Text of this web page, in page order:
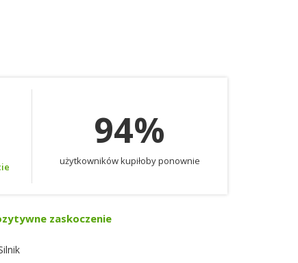
94%
użytkowników kupiłoby ponownie
zaskoczenie